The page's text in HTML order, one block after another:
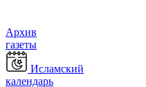
Архив
газеты
Исламский
календарь